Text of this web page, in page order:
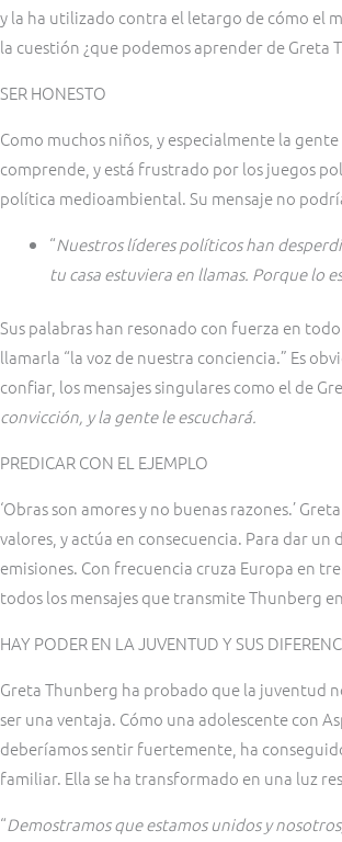
y la ha utilizado contra el letargo de cómo el
la cuestión ¿que podemos aprender de Greta
SER HONESTO
Como muchos niños, y especialmente la
comprende, y está frustrado por los juegos
política medioambiental. Su mensaje no
“Nuestros líderes políticos han
tu casa estuviera en llamas. Porque lo
Sus palabras han resonado con fuerza en
llamarla “la voz de nuestra conciencia.” Es
confiar, los mensajes singulares como el de
convicción, y la gente le escuchará.
PREDICAR CON EL EJEMPLO
‘Obras son amores y no buenas razones.’
valores, y actúa en consecuencia. Para dar
emisiones. Con frecuencia cruza Europa en
todos los mensajes que transmite Thunberg
HAY PODER EN LA JUVENTUD Y SUS
Greta Thunberg ha probado que la juventud
ser una ventaja. Cómo una adolescente con
deberíamos sentir fuertemente, ha
familiar. Ella se ha transformado en una luz
“Demostramos que estamos unidos y